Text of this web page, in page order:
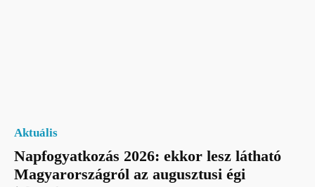
Aktuális
Napfogyatkozás 2026: ekkor lesz látható
Magyarországról az augusztusi égi